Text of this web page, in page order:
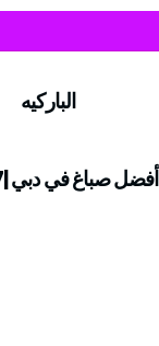
الباركيه
أفضل صباغ في دبي |0547971907